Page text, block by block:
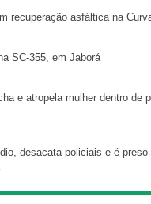
recuperação asfáltica na
SC-355, em Jaborá
e atropela mulher dentro de
desacata policiais e é